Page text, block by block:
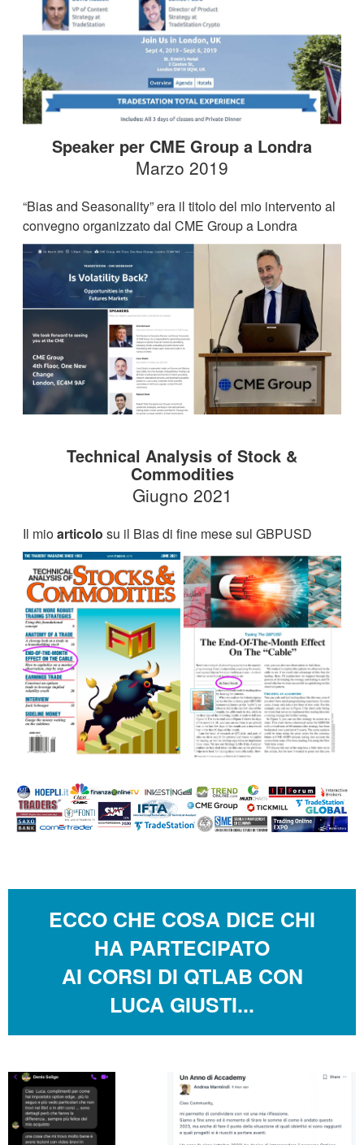
Speaker per CME Group a Londra
Marzo 2019
“Bias and Seasonality” era il titolo del mio intervento al
convegno organizzato dal CME Group a Londra
Technical Analysis of Stock &
Commodities
Giugno 2021
Il mioarticolo su il Bias di fine mese sul GBPUSD
ECCO CHE COSA DICE CHI
HA PARTECIPATO
AI CORSI DI QTLAB CON
LUCA GIUSTI...